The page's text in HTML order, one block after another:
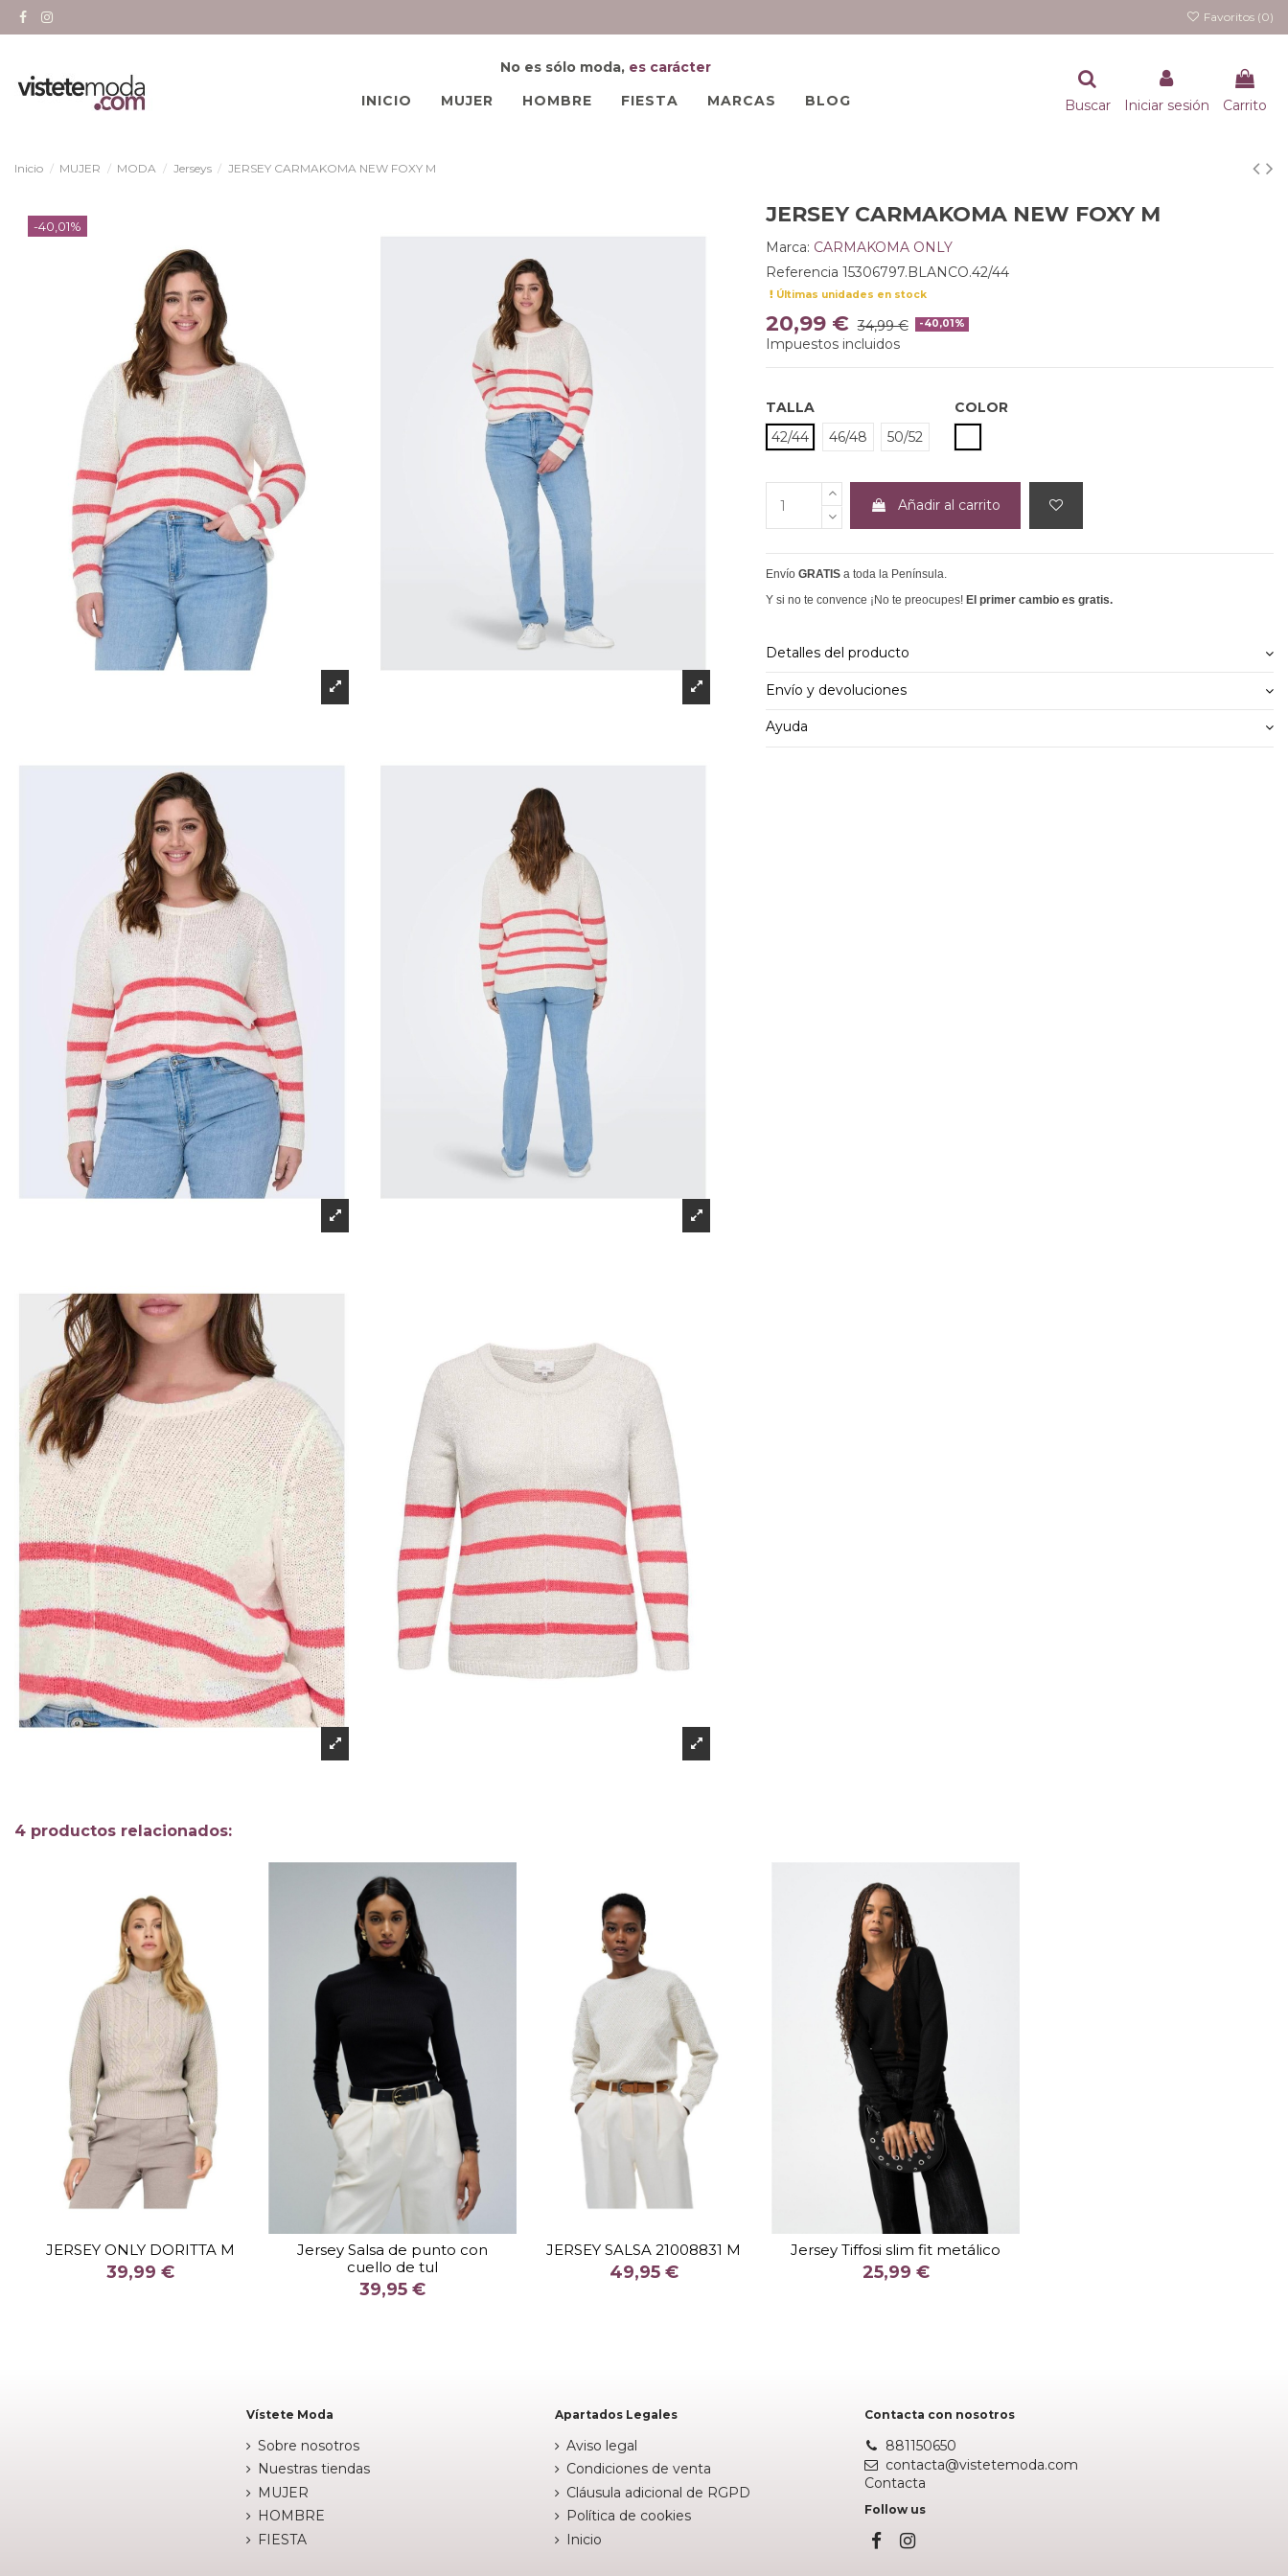
Favoritos (0)
No es sólo moda, es carácter
INICIO
MUJER HOMBRE FIESTA MARCAS BLOG Buscar Iniciar sesión Carrito
Inicio MUJER MODA Jerseys JERSEY CARMAKOMA NEW FOXY M
-40,01% JERSEY CARMAKOMA NEW FOXY M
Marca: CARMAKOMA ONLY
Referencia 15306797.BLANCO.42/44
Últimas unidades en stock
20,99 € 34,99 € -40,01%
Impuestos incluidos
TALLA
42/44
46/48 50/52
COLOR
Añadir al carrito
Envío GRATIS a toda la Península.
Y si no te convence ¡No te preocupes! El primer cambio es gratis.
Detalles del producto
Envío y devoluciones
Ayuda
4 productos relacionados:
JERSEY ONLY DORITTA M
39,99 €
TALLA
COLOR
Jersey Salsa de punto con
cuello de tul
39,95 €
XS
COLOR
ROJO
JERSEY SALSA 21008831 M
49,95 €
TALLA
COLOR
Jersey Tiffosi slim fit metálico
25,99 €
TALLA
XS
COLOR
Vístete Moda
Sobre nosotros
Nuestras tiendas
MUJER
HOMBRE
FIESTA
Apartados Legales
Aviso legal
Condiciones de venta
Cláusula adicional de RGPD
Política de cookies
Inicio
Contacta con nosotros
881150650
contacta@vistetemoda.com
Contacta
Follow us